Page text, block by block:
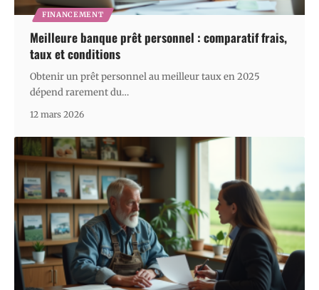
FINANCEMENT
Meilleure banque prêt personnel : comparatif frais,
taux et conditions
Obtenir un prêt personnel au meilleur taux en 2025
dépend rarement du…
12 mars 2026